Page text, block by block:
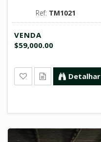
Ref: TM1021
VENDA
$59,000.00
Detalhar